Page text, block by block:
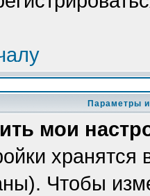
Параметры
мои
Чтобы